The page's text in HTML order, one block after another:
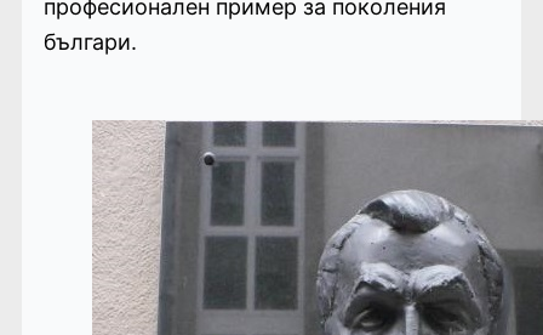
професионален пример за поколения
българи.